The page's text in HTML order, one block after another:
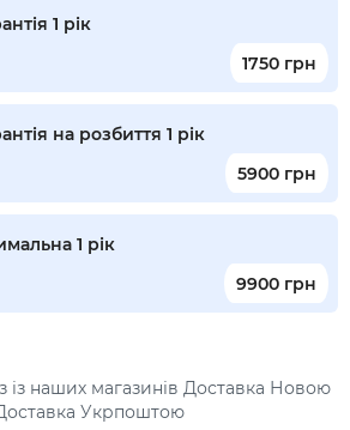
1 рік
1750 грн
на розбиття 1 рік
5900 грн
1 рік
9900 грн
із наших магазинів Доставка Новою
Укрпоштою